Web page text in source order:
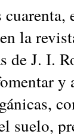
la
de J. I.
y
suelo,